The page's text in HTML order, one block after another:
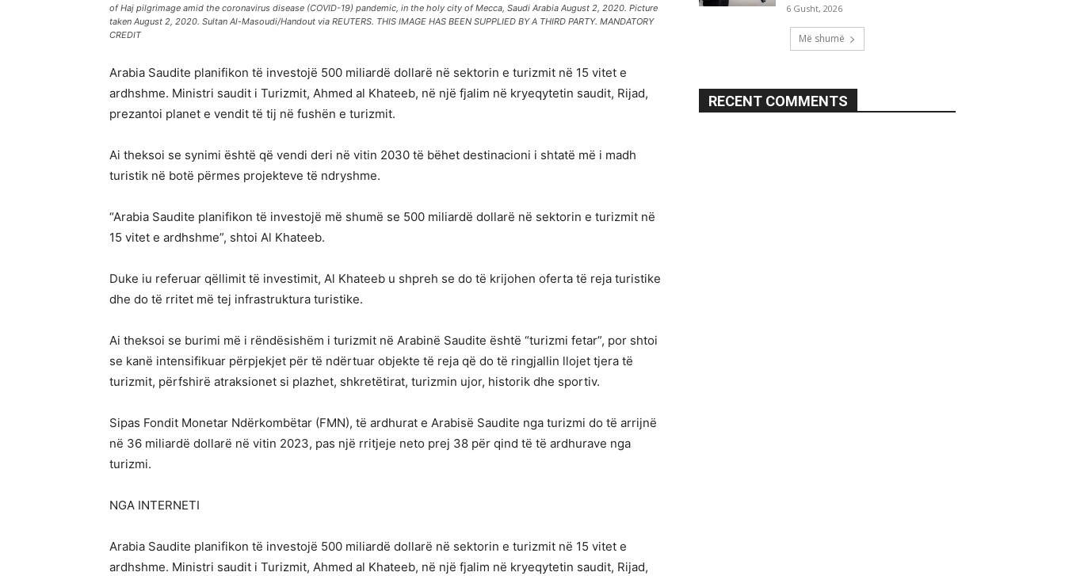
of Haj pilgrimage amid the coronavirus disease (COVID-19) pandemic, in the holy city of Mecca, Saudi Arabia August 2, 2020. Picture
taken August 2, 2020. Sultan Al-Masoudi/Handout via REUTERS. THIS IMAGE HAS BEEN SUPPLIED BY A THIRD PARTY. MANDATORY
CREDIT
Arabia Saudite planifikon të investojë 500 miliardë dollarë në sektorin e turizmit në 15 vitet e
ardhshme. Ministri saudit i Turizmit, Ahmed al Khateeb, në një fjalim në kryeqytetin saudit, Rijad,
prezantoi planet e vendit të tij në fushën e turizmit.
Ai theksoi se synimi është që vendi deri në vitin 2030 të bëhet destinacioni i shtatë më i madh
turistik në botë përmes projekteve të ndryshme.
“Arabia Saudite planifikon të investojë më shumë se 500 miliardë dollarë në sektorin e turizmit në
15 vitet e ardhshme”, shtoi Al Khateeb.
Duke iu referuar qëllimit të investimit, Al Khateeb u shpreh se do të krijohen oferta të reja turistike
dhe do të rritet më tej infrastruktura turistike.
Ai theksoi se burimi më i rëndësishëm i turizmit në Arabinë Saudite është “turizmi fetar”, por shtoi
se kanë intensifikuar përpjekjet për të ndërtuar objekte të reja që do të ringjallin llojet tjera të
turizmit, përfshirë atraksionet si plazhet, shkretëtirat, turizmin ujor, historik dhe sportiv.
Sipas Fondit Monetar Ndërkombëtar (FMN), të ardhurat e Arabisë Saudite nga turizmi do të arrijnë
në 36 miliardë dollarë në vitin 2023, pas një rritjeje neto prej 38 për qind të të ardhurave nga
turizmi.
NGA INTERNETI
Arabia Saudite planifikon të investojë 500 miliardë dollarë në sektorin e turizmit në 15 vitet e
ardhshme. Ministri saudit i Turizmit, Ahmed al Khateeb, në një fjalim në kryeqytetin saudit, Rijad,
6 Gusht, 2026
Më shumë
RECENT COMMENTS